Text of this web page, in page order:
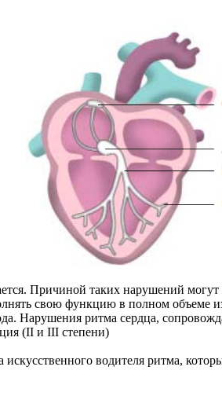
Причиной таких нарушений
свою функцию в полном объеме
Нарушения ритма сердца,
(II и III степени)
водителя ритма,